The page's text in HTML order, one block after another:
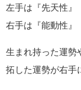
左手は『先天性』
右手は『能動性』
生まれ持った運勢
拓した運勢が右手